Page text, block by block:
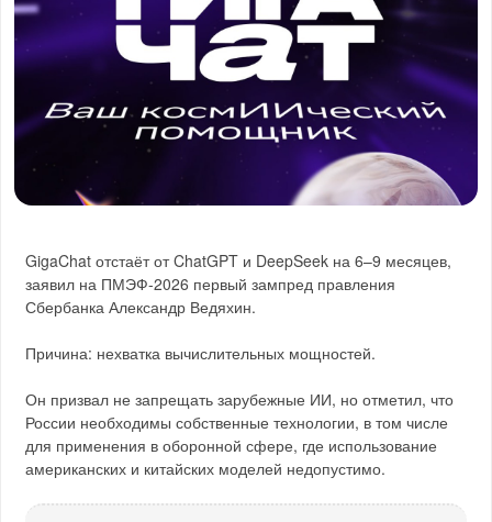
GigaChat отстаёт от ChatGPT и DeepSeek на 6–9 месяцев,
заявил на ПМЭФ-2026 первый зампред правления
Сбербанка Александр Ведяхин.
Причина: нехватка вычислительных мощностей.
Он призвал не запрещать зарубежные ИИ, но отметил, что
России необходимы собственные технологии, в том числе
для применения в оборонной сфере, где использование
американских и китайских моделей недопустимо.